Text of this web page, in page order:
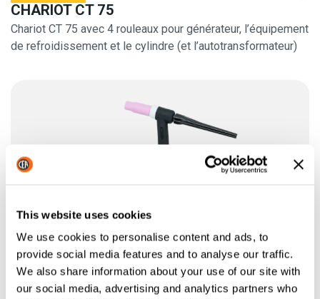
This website uses cookies
We use cookies to personalise content and ads, to
provide social media features and to analyse our traffic.
We also share information about your use of our site with
our social media, advertising and analytics partners who
CHARIOT CT 75
Chariot CT 75 avec 4 rouleaux pour générateur, l’équipement
de refroidissement et le cylindre (et l’autotransformateur)